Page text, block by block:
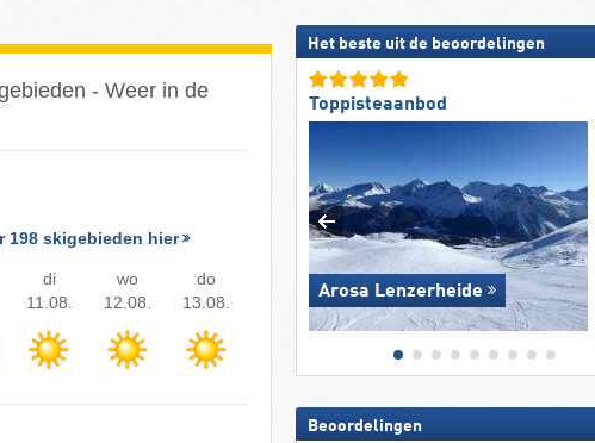
- Weer in de
198 skigebieden hier
di
11.08.
wo
12.08.
do
13.08.
Het beste uit de beoordelingen
Toppisteaanbod
Arosa Lenzerheide
Beoordelingen